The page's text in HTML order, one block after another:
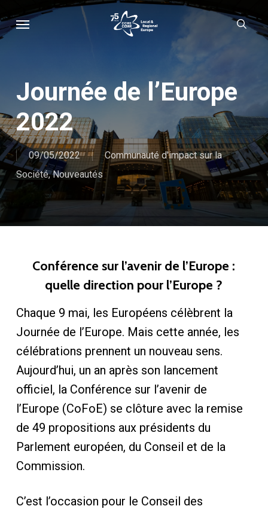
to
Menu
Journée de l’Europe
2022
09/05/2022
Communauté d'impact sur la
Société,Nouveautés
Conférence sur l’avenir de l’Europe :
quelle direction pour l’Europe ?
Chaque 9 mai, les Européens célèbrent la
Journée de l’Europe. Mais cette année, les
célébrations prennent un nouveau sens.
Aujourd’hui, un an après son lancement
officiel, la Conférence sur l’avenir de
l’Europe (CoFoE) se clôture avec la remise
de 49 propositions aux présidents du
Parlement européen, du Conseil et de la
Commission.
C’est l’occasion pour le Conseil des